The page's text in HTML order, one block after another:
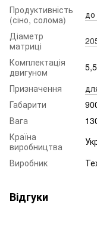
Продуктивність
(сіно, солома)
до
Діаметр
матриці
Комплектація
двигуном
Призначення
Габарити
Вага
Країна
виробництва
Виробник
Відгуки